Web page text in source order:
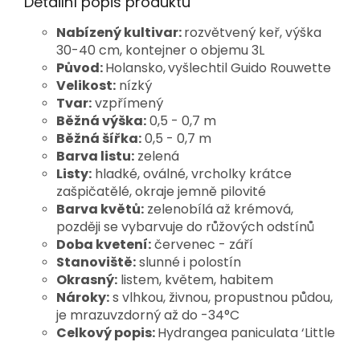
Nabízený kultivar:rozvětvený keř, výška
30-40 cm, kontejner o objemu 3L
Původ:Holansko,vyšlechtil Guido Rouwette
Velikost: nízký
Tvar:vzpřímený
Běžná výška:0,5 - 0,7 m
Běžná šířka:0,5 - 0,7 m
Barva listu: zelená
Listy: hladké, oválné, vrcholky krátce
zašpičatělé, okraje jemně pilovité
Barva květů: zelenobílá až krémová,
později se vybarvuje do růžových odstínů
Doba kvetení:červenec - září
Stanoviště:slunné i polostín
Okrasný: listem, květem, habitem
Nároky:s vlhkou, živnou, propustnou půdou,
je mrazuvzdorný až do -34°C
Celkový popis:Hydrangea paniculata ‘Little